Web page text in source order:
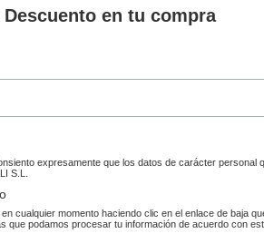
en tu compra
expresamente que los datos de carácter
S.L.
cualquier momento haciendo clic en el enlace de baja
que podamos procesar tu información de acuerdo con